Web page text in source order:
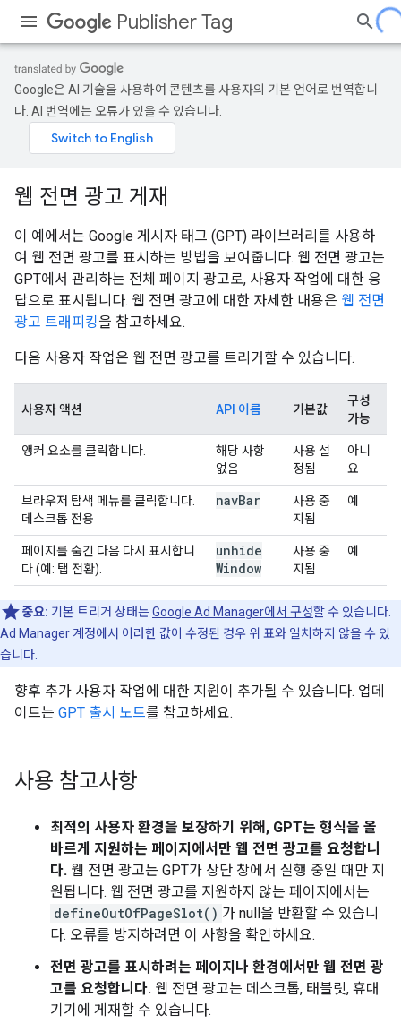
Publisher Tag
Google은 AI 기술을 사용하여 콘텐츠를 사용자의 기본 언어로 번역합니
다. AI 번역에는 오류가 있을 수 있습니다.
웹 전면 광고 게재
이 예에서는 Google 게시자 태그 (GPT) 라이브러리를 사용하
여 웹 전면 광고를 표시하는 방법을 보여줍니다. 웹 전면 광고는
GPT에서 관리하는 전체 페이지 광고로, 사용자 작업에 대한 응
답으로 표시됩니다. 웹 전면 광고에 대한 자세한 내용은 웹 전면
광고 트래피킹을 참고하세요.
다음 사용자 작업은 웹 전면 광고를 트리거할 수 있습니다.
사용자 액션 API 이름 기본값
구성
가능
앵커 요소를 클릭합니다.
해당 사항
없음
사용 설
정됨
아니
요
브라우저 탐색 메뉴를 클릭합니다.
데스크톱 전용
navBar
사용 중
지됨
예
페이지를 숨긴 다음 다시 표시합니
다 (예: 탭 전환).
unhide
Window
사용 중
지됨
예
중요: 기본 트리거 상태는Google Ad Manager에서 구성할 수 있습니다.
Ad Manager 계정에서 이러한 값이 수정된 경우 위 표와 일치하지 않을 수 있
습니다.
향후 추가 사용자 작업에 대한 지원이 추가될 수 있습니다. 업데
이트는 GPT 출시 노트를 참고하세요.
사용 참고사항
최적의 사용자 환경을 보장하기 위해, GPT는 형식을 올
바르게 지원하는 페이지에서만 웹 전면 광고를 요청합니
다. 웹 전면 광고는 GPT가 상단 창에서 실행 중일 때만 지
원됩니다. 웹 전면 광고를 지원하지 않는 페이지에서는
defineOutOfPageSlot() 가 null을 반환할 수 있습니
다. 오류를 방지하려면 이 사항을 확인하세요.
전면 광고를 표시하려는 페이지나 환경에서만 웹 전면 광
고를 요청합니다. 웹 전면 광고는 데스크톱, 태블릿, 휴대
기기에 게재할 수 있습니다.